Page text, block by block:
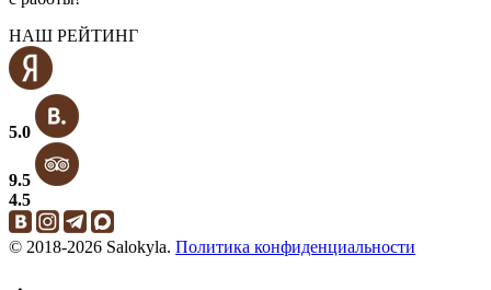
НАШ РЕЙТИНГ
5.0
9.5
4.5
© 2018-2026 Salokyla. Политика конфиденциальности